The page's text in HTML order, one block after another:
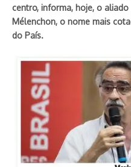
centro, informa, hoje, o aliado
Mélenchon, o nome mais
do País.